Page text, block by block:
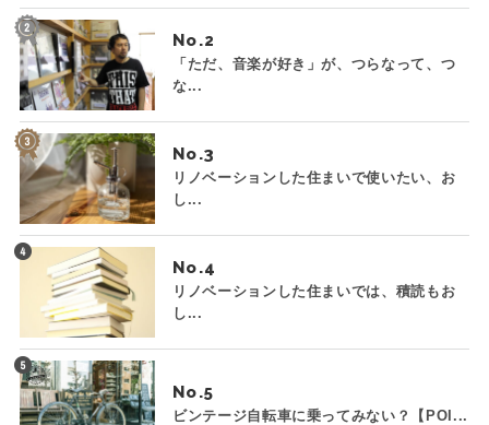
No.
「ただ、音楽が好き」が、つらなって、つ
な...
No.
リノベーションした住まいで使いたい、お
し...
No.
リノベーションした住まいでは、積読もお
し...
No.
ビンテージ自転車に乗ってみない？【POI...